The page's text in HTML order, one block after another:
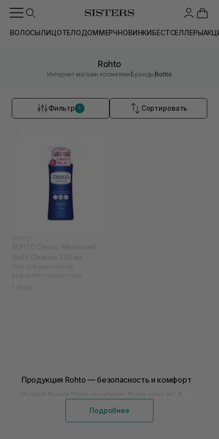
ВОЛОСЫЛИЦОТЕЛОДОММЕРЧНОВИНКИБЕСТСЕЛЛЕРЫ
Rohto
Интернет магазин косметики |Бренды |Rohto
Фильтр 1 Сортировать
Продукция Rohto — безопасность и комфорт
История бренда Рохто насчитывает более сотни лет. В
настоящее время эта японская компания специализируется
на производстве разнообразной продукции. Основными
Подробнее